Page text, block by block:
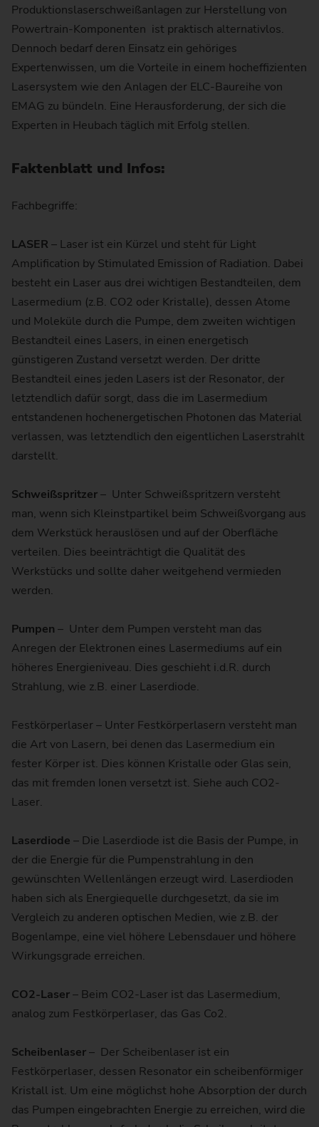
Produktionslaserschweißanlagen zur Herstellung von
Powertrain-Komponenten ist praktisch alternativlos.
Dennoch bedarf deren Einsatz ein gehöriges
Expertenwissen, um die Vorteile in einem hocheffizienten
Lasersystem wie den Anlagen der ELC-Baureihe von
EMAG zu bündeln. Eine Herausforderung, der sich die
Experten in Heubach täglich mit Erfolg stellen.
Faktenblatt und Infos:
Fachbegriffe:
LASER – Laser ist ein Kürzel und steht für Light
Amplification by Stimulated Emission of Radiation. Dabei
besteht ein Laser aus drei wichtigen Bestandteilen, dem
Lasermedium (z.B. CO2 oder Kristalle), dessen Atome
und Moleküle durch die Pumpe, dem zweiten wichtigen
Bestandteil eines Lasers, in einen energetisch
günstigeren Zustand versetzt werden. Der dritte
Bestandteil eines jeden Lasers ist der Resonator, der
letztendlich dafür sorgt, dass die im Lasermedium
entstandenen hochenergetischen Photonen das Material
verlassen, was letztendlich den eigentlichen Laserstrahlt
darstellt.
Schweißspritzer– Unter Schweißspritzern versteht
man, wenn sich Kleinstpartikel beim Schweißvorgang aus
dem Werkstück herauslösen und auf der Oberfläche
verteilen. Dies beeinträchtigt die Qualität des
Werkstücks und sollte daher weitgehend vermieden
werden.
Pumpen – Unter dem Pumpen versteht man das
Anregen der Elektronen eines Lasermediums auf ein
höheres Energieniveau. Dies geschieht i.d.R. durch
Strahlung, wie z.B. einer Laserdiode.
Festkörperlaser – Unter Festkörperlasern versteht man
die Art von Lasern, bei denen das Lasermedium ein
fester Körper ist. Dies können Kristalle oder Glas sein,
das mit fremden Ionen versetzt ist. Siehe auch CO2-
Laser.
Laserdiode – Die Laserdiode ist die Basis der Pumpe, in
der die Energie für die Pumpenstrahlung in den
gewünschten Wellenlängen erzeugt wird. Laserdioden
haben sich als Energiequelle durchgesetzt, da sie im
Vergleich zu anderen optischen Medien, wie z.B. der
Bogenlampe, eine viel höhere Lebensdauer und höhere
Wirkungsgrade erreichen.
CO2-Laser– Beim CO2-Laser ist das Lasermedium,
analog zum Festkörperlaser, das Gas Co2.
Scheibenlaser– Der Scheibenlaser ist ein
Festkörperlaser, dessen Resonator ein scheibenförmiger
Kristall ist. Um eine möglichst hohe Absorption der durch
das Pumpen eingebrachten Energie zu erreichen, wird die